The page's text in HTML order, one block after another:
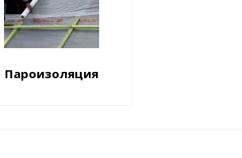
Пароизоляция